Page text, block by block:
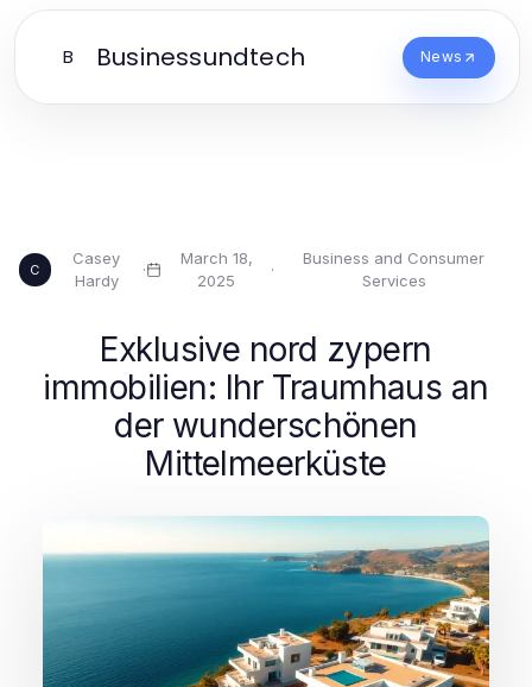
B Businessundtech News
C
Casey
Hardy
·
March 18,
2025
·
Business and Consumer
Services
Exklusive nord zypern
immobilien: Ihr Traumhaus an
der wunderschönen
Mittelmeerküste